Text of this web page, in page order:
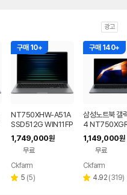
광고
구매 10+
NT750XHW-A51A
SSD512G WIN11FP
P(버젼UP설치) 삼성
전자 갤럭시북5 노트
1,749,000원
무료
Ckfarm
별 5 리
(5)
구매 140+
삼성노트북 갤
4
3세대 16G
무용 업무용 학
성비 노트북
1,149,000원
무료
페이
Ckfarm
별 4.92 리
(319)